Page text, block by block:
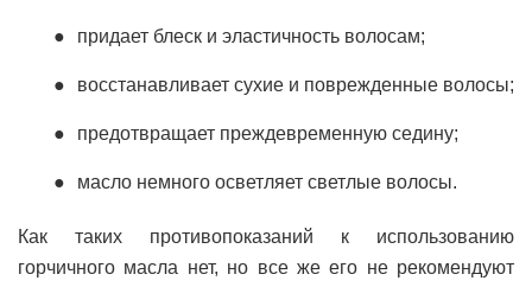
придает блеск и эластичность волосам;
восстанавливает сухие и поврежденные волосы;
предотвращает преждевременную седину;
масло немного осветляет светлые волосы.
Как таких противопоказаний к использованию
горчичного масла нет, но все же его не рекомендуют